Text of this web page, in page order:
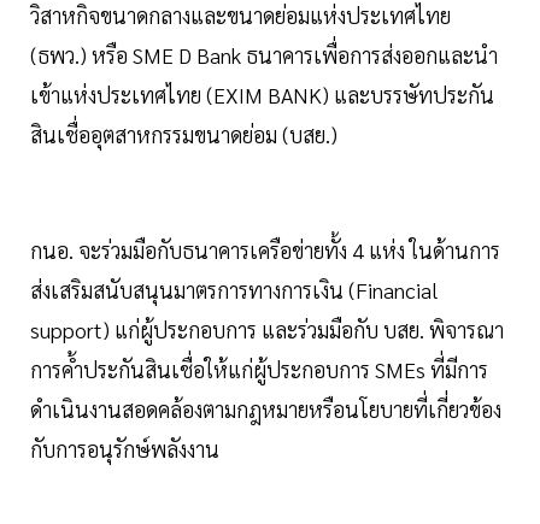
วิสาหกิจขนาดกลางและขนาดย่อมแห่งประเทศไทย
(ธพว.) หรือ SME D Bank ธนาคารเพื่อการส่งออกและนำ
เข้าแห่งประเทศไทย (EXIM BANK) และบรรษัทประกัน
สินเชื่ออุตสาหกรรมขนาดย่อม (บสย.)
กนอ. จะร่วมมือกับธนาคารเครือข่ายทั้ง 4 แห่ง ในด้านการ
ส่งเสริมสนับสนุนมาตรการทางการเงิน (Financial
support) แก่ผู้ประกอบการ และร่วมมือกับ บสย. พิจารณา
การค้ำประกันสินเชื่อให้แก่ผู้ประกอบการ SMEs ที่มีการ
ดำเนินงานสอดคล้องตามกฎหมายหรือนโยบายที่เกี่ยวข้อง
กับการอนุรักษ์พลังงาน